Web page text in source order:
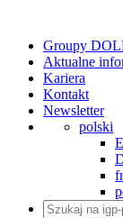
Groupy
Aktualne
Kariera
Kontakt
Newsletter
polski